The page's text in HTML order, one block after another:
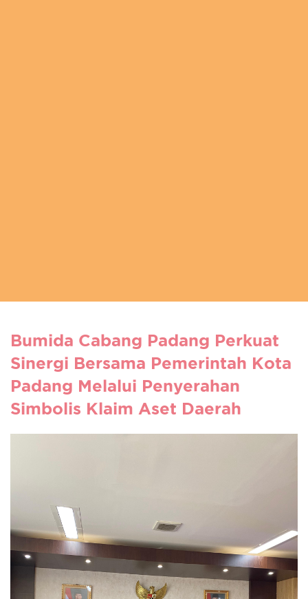
Bumida Cabang Padang Perkuat
Sinergi Bersama Pemerintah Kota
Padang Melalui Penyerahan
Simbolis Klaim Aset Daerah